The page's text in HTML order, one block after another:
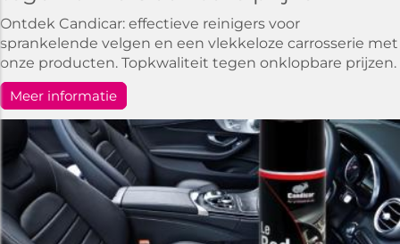
Ontdek Candicar: effectieve reinigers voor
sprankelende velgen en een vlekkeloze carrosserie met
onze producten. Topkwaliteit tegen onklopbare prijzen.
Meer informatie